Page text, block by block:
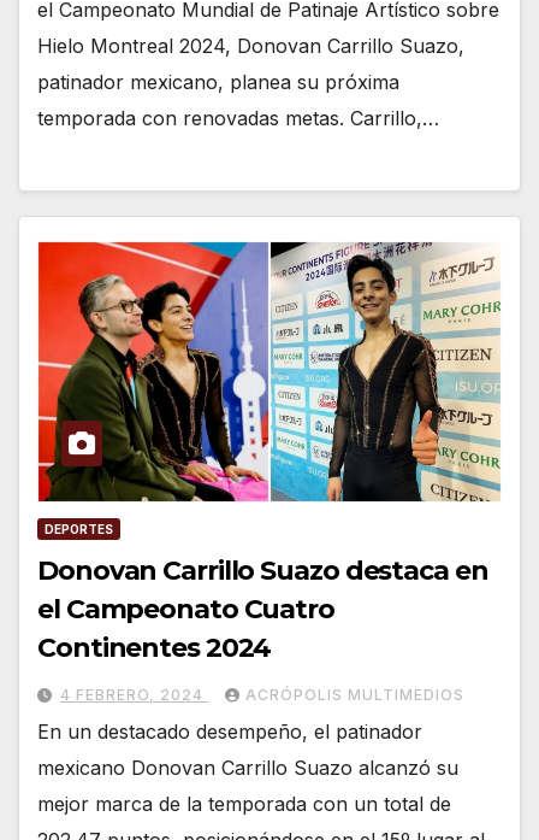
el Campeonato Mundial de Patinaje Artístico sobre
Hielo Montreal 2024, Donovan Carrillo Suazo,
patinador mexicano, planea su próxima
temporada con renovadas metas. Carrillo,…
DEPORTES
Donovan Carrillo Suazo destaca en
el Campeonato Cuatro
Continentes 2024
4 FEBRERO, 2024 ACRÓPOLIS MULTIMEDIOS
En un destacado desempeño, el patinador
mexicano Donovan Carrillo Suazo alcanzó su
mejor marca de la temporada con un total de